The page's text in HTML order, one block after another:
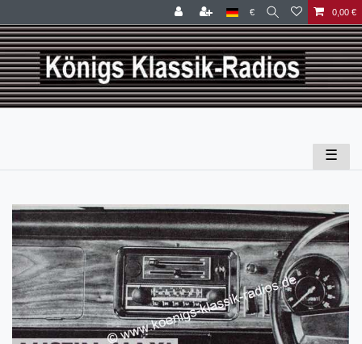
€ 0,00 €
☰